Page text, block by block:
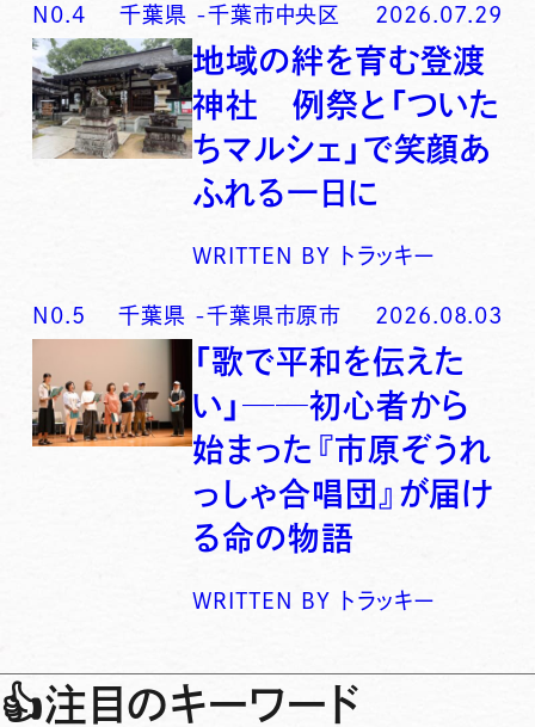
N0. 4 千葉県 -千葉市中央区 2026.07.29
地域の絆を育む登渡
神社 例祭と「ついた
ちマルシェ」で笑顔あ
ふれる一日に
WRITTEN BY トラッキー
N0. 5 千葉県 -千葉県市原市 2026.08.03
「歌で平和を伝えた
い」──初心者から
始まった『市原ぞうれ
っしゃ合唱団』が届け
る命の物語
WRITTEN BY トラッキー
👍注目のキーワード